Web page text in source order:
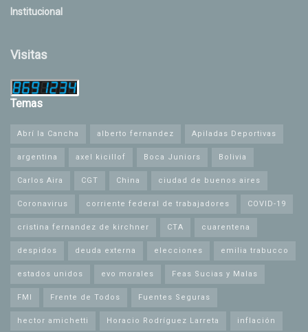
Institucional
Visitas
Temas
Abrí la Cancha alberto fernandez Apiladas Deportivas
argentina axel kicillof Boca Juniors Bolivia
Carlos Aira CGT China ciudad de buenos aires
Coronavirus corriente federal de trabajadores COVID-19
cristina fernandez de kirchner CTA cuarentena
despidos deuda externa elecciones emilia trabucco
estados unidos evo morales Feas Sucias y Malas
FMI Frente de Todos Fuentes Seguras
hector amichetti Horacio Rodríguez Larreta inflación